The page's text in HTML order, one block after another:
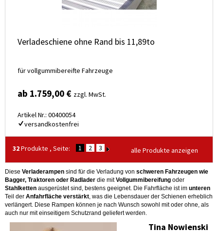
Verladeschiene ohne Rand bis 11,89to
für vollgummibereifte Fahrzeuge
ab 1.759,00 € zzgl. MwSt.
Artikel Nr.: 00400054
versandkostenfrei
32Produkte , Seite: 1 2 3 alle Produkte anzeigen
Diese Verladerampen sind für die Verladung von schweren Fahrzeugen wie
Bagger, Traktoren oder Radlader die mitVollgummibereifung oder
Stahlketten ausgerüstet sind, bestens geeignet. Die Fahrfläche ist im unteren
Teil der Anfahrfläche verstärkt, was die Lebensdauer der Schienen erheblich
verlängert. Diese Rampen können je nach Wunsch sowohl mit oder ohne, als
auch nur mit einseitigem Schutzrand geliefert werden.
Tina Nowienski